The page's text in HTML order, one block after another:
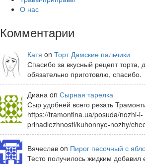
О нас
Комментарии
Катя on Торт Дамские пальчики
Спасибо за вкусный рецепт торта,
обязательно приготовлю, спасибо.
Диана on Сырная тарелка
Сыр удобней всего резать
https://tramontina.ua/posuda/nozhi-i-
prinadlezhnosti/kuhonnye-nozhy/
Вячеслав on Пирог песочный с
Тесто получилось жидким добавил